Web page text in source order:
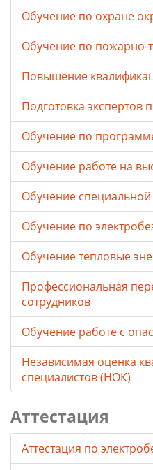
Обучение по охране
Обучение по пожарно-
Повышение
Подготовка экспертов
Обучение по
Обучение работе на
Обучение специальной
Обучение по
Обучение тепловые
Профессиональная
сотрудников
Обучение работе с
Независимая оценка
специалистов (НОК)
Аттестация
Аттестация по